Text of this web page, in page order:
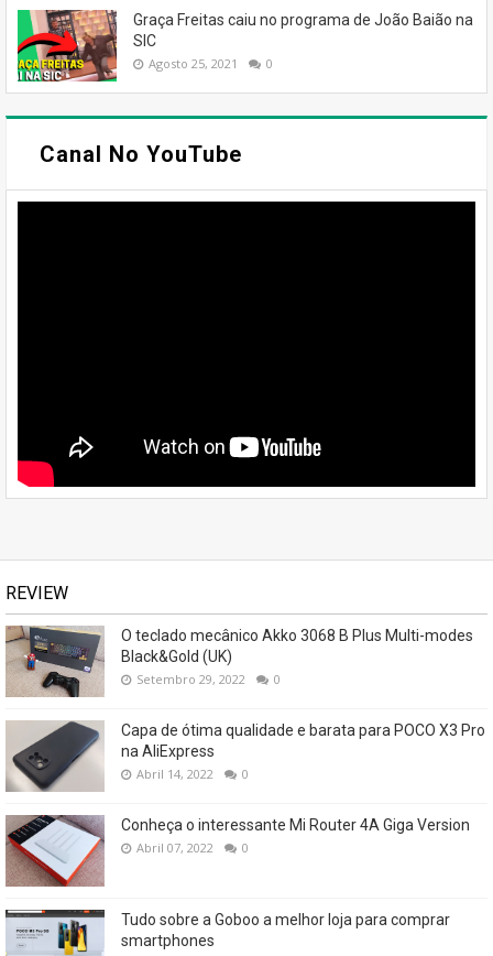
Graça Freitas caiu no programa de João Baião na
SIC
Agosto 25, 2021 0
Canal No YouTube
REVIEW
O teclado mecânico Akko 3068 B Plus Multi-modes
Black&Gold (UK)
Setembro 29, 2022 0
Capa de ótima qualidade e barata para POCO X3 Pro
na AliExpress
Abril 14, 2022 0
Conheça o interessante Mi Router 4A Giga Version
Abril 07, 2022 0
Tudo sobre a Goboo a melhor loja para comprar
smartphones